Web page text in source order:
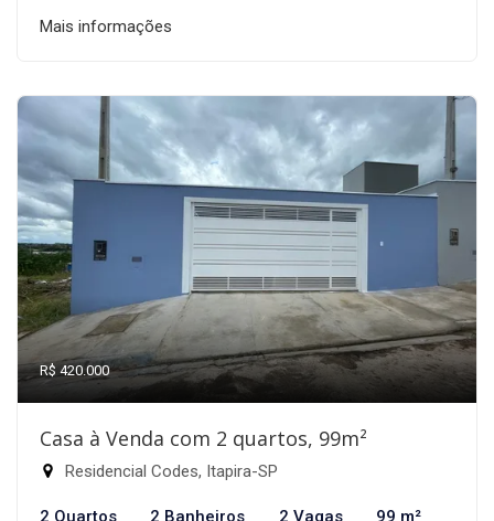
Mais informações
R$ 420.000
Casa à Venda com 2 quartos, 99m²
Residencial Codes, Itapira-SP
2 Quartos 2 Banheiros 2 Vagas 99 m²